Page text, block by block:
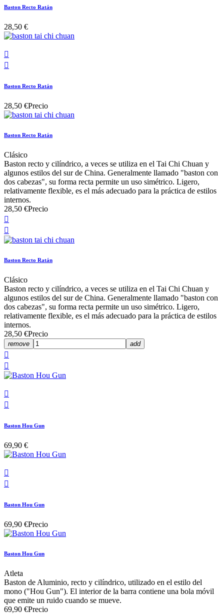
Baston Recto Ratán
28,50 €


Baston Recto Ratán
28,50 €Precio
Baston Recto Ratán
Clásico
Baston recto y cilíndrico, a veces se utiliza en el Tai Chi Chuan y
algunos estilos del sur de China. Generalmente llamado "baston con
dos cabezas", su forma recta permite un uso simétrico. Ligero,
relativamente flexible, es el más adecuado para la práctica de estilos
internos.
28,50 €Precio


Baston Recto Ratán
Clásico
Baston recto y cilíndrico, a veces se utiliza en el Tai Chi Chuan y
algunos estilos del sur de China. Generalmente llamado "baston con
dos cabezas", su forma recta permite un uso simétrico. Ligero,
relativamente flexible, es el más adecuado para la práctica de estilos
internos.
28,50 €Precio
remove add




Baston Hou Gun
69,90 €


Baston Hou Gun
69,90 €Precio
Baston Hou Gun
Atleta
Baston de Aluminio, recto y cilíndrico, utilizado en el estilo del
mono ("Hou Gun"). El interior de la barra contiene una bola móvil
que emite un ruido cuando se mueve.
69,90 €Precio